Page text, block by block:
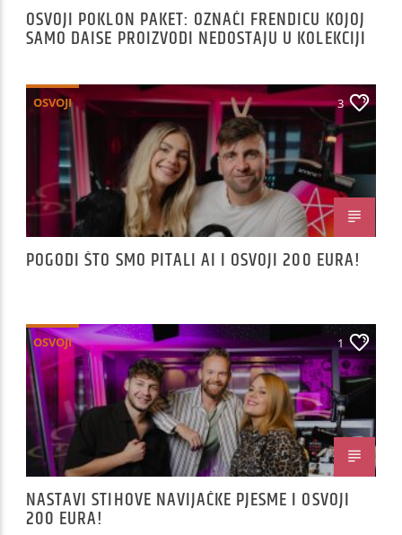
OSVOJI POKLON PAKET: OZNAČI FRENDICU KOJOJ
SAMO DAISE PROIZVODI NEDOSTAJU U KOLEKCIJI
OSVOJI 3
POGODI ŠTO SMO PITALI AI I OSVOJI 200 EURA!
OSVOJI 1
NASTAVI STIHOVE NAVIJAČKE PJESME I OSVOJI
200 EURA!